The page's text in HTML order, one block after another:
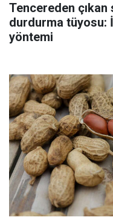
Tencereden çıkan
durdurma tüyosu:
yöntemi